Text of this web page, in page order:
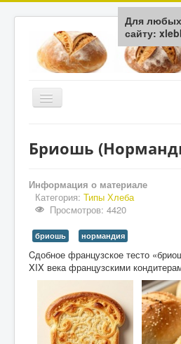
Включить/
История
Типы Хлеба
Мука / Крупа
Здоровье
Технологии
Обратная связь
Бриошь
Информация о материале
Категория: Типы Хлеба
Просмотров: 4420
бриошь нормандия
Cдобное французское тесто
XIX века французскими
Для
сайту: